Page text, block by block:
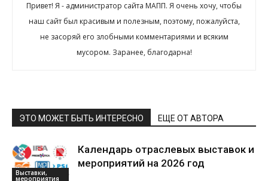
Привет! Я - администратор сайта МАПП. Я очень хочу, чтобы
наш сайт был красивым и полезным, поэтому, пожалуйста,
не засоряй его злобными комментариями и всяким
мусором. Заранее, благодарна!
ЭТО МОЖЕТ БЫТЬ ИНТЕРЕСНО ЕЩЕ ОТ АВТОРА
Выставки,
мероприятия
Календарь отраслевых выставок и
мероприятий на 2026 год